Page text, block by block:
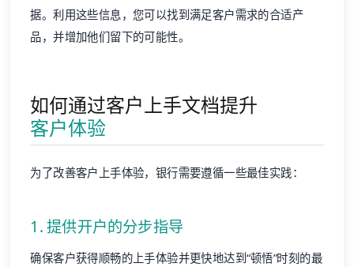
据。利用这些信息，您可以找到满足客户需求的合适产
品，并增加他们留下的可能性。
如何通过客户上手文档提升
客户体验
为了改善客户上手体验，银行需要遵循一些最佳实践：
1. 提供开户的分步指导
确保客户获得顺畅的上手体验并更快地达到“顿悟”时刻的最